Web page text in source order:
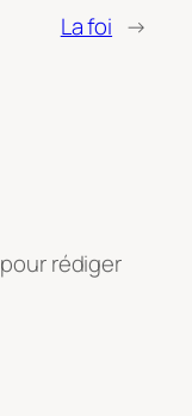
La foi →
pour rédiger